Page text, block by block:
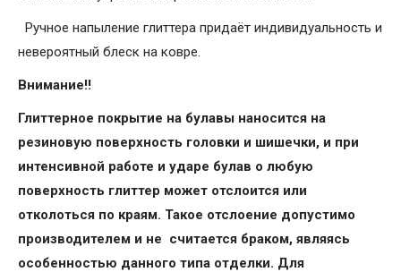
Ручное напыление глиттера придаёт индивидуальность и
невероятный блеск на ковре.
Внимание!!
Глиттерное покрытие на булавы наносится на
резиновую поверхность головки и шишечки, и при
интенсивной работе и ударе булав о любую
поверхность глиттер может отслоится или
отколоться по краям. Такое отслоение допустимо
производителем и не считается браком, являясь
особенностью данного типа отделки. Для